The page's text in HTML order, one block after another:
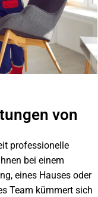
von
professionelle
bei einem
eines Hauses oder
Team kümmert sich